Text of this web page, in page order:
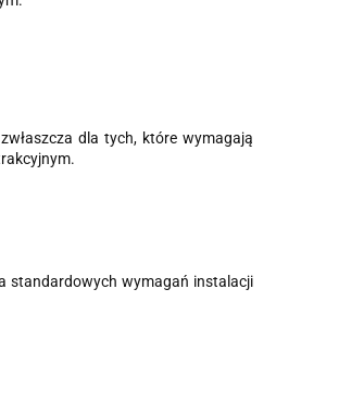
dla tych, które wymagają
standardowych wymagań instalacji